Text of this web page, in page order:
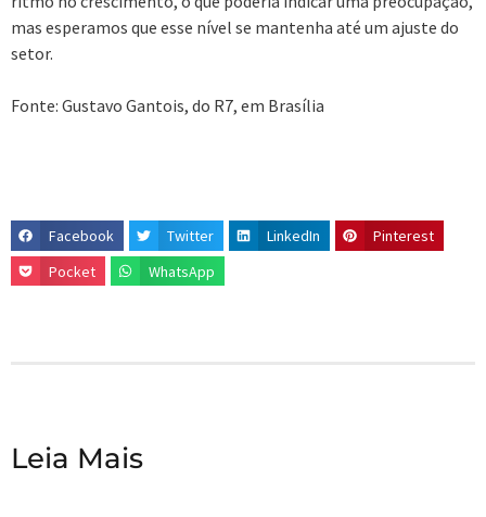
mas esperamos que esse nível se mantenha até um ajuste do
setor.
Fonte: Gustavo Gantois, do R7, em Brasília
Facebook Twitter LinkedIn
Pinterest
Pocket
WhatsApp
Leia Mais